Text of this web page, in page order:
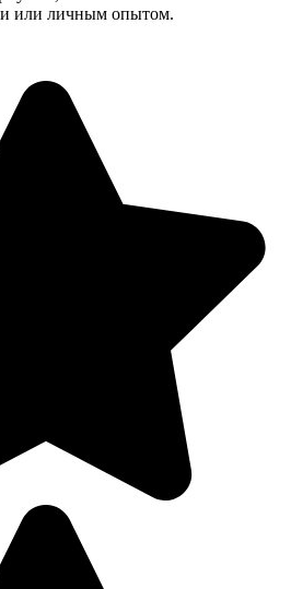
или личным опытом.